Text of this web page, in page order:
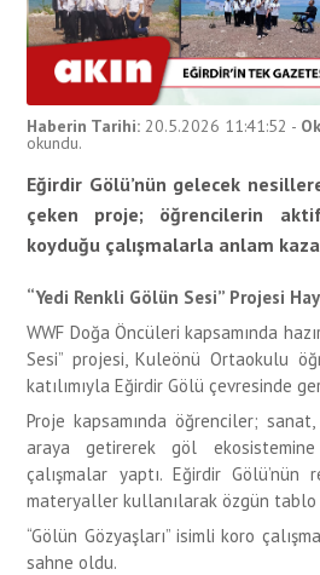
Haberin Tarihi: 20.5.2026 11:41:52 -
okundu.
Eğirdir Gölü’nün gelecek
çeken proje; öğrencilerin
koyduğu çalışmalarla anlam
“Yedi Renkli Gölün Sesi” Projesi
WWF Doğa Öncüleri kapsamında
Sesi” projesi, Kuleönü Ortaokulu
katılımıyla Eğirdir Gölü çevresinde
Proje kapsamında öğrenciler;
araya getirerek göl
çalışmalar yaptı. Eğirdir Gölü’nün
materyaller kullanılarak özgün tablo
“Gölün Gözyaşları” isimli koro
sahne oldu.